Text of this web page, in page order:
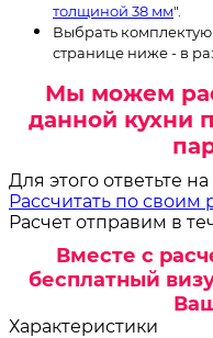
толщиной 38 мм".
Выбрать
странице ниже - в
Мы можем
данной кухни
Для этого ответьте
Рассчитать по своим
Расчет отправим в
Вместе с
бесплатный
Характеристики